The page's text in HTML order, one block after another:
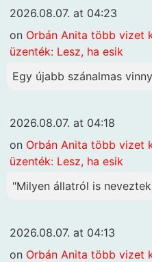
2026.08.07. at 04:23
on Orbán Anita több vizet
üzenték: Lesz, ha esik
Egy újabb szánalmas
2026.08.07. at 04:18
on Orbán Anita több vizet
üzenték: Lesz, ha esik
"Milyen állatról is
2026.08.07. at 04:13
on Orbán Anita több vizet